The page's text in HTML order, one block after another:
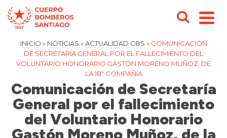
INICIO » NOTICIAS » ACTUALIDAD CBS » COMUNICACIÓN
DE SECRETARÍA GENERAL POR EL FALLECIMIENTO DEL
VOLUNTARIO HONORARIO GASTÓN MORENO MUÑOZ, DE
LA 18ª COMPAÑÍA
Comunicación de Secretaría
General por el fallecimiento
del Voluntario Honorario
Gastón Moreno Muñoz, de la